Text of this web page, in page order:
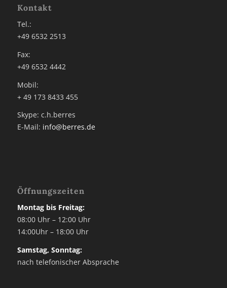
Kontakt
Tel.:
+49 6532 2513
Fax:
+49 6532 4442
Mobil:
+ 49 173 8433 455
Skype: c.h.berres
E-Mail: info@berres.de
Öffnungszeiten
Montag bis Freitag:
08:00 Uhr – 12:00 Uhr
14:00Uhr – 18:00 Uhr
Samstag, Sonntag:
nach telefonischer Absprache